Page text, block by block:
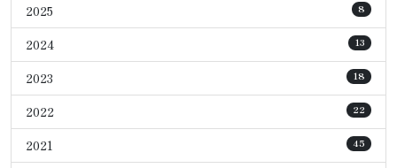
2025 8
2024 13
2023 18
2022 22
2021 45